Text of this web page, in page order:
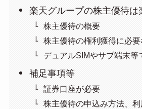
楽天グループの株主優待は
株主優待の概要
株主優待の権利獲得に必要
デュアルSIMやサブ端末等
補足事項等
証券口座が必要
株主優待の申込み方法、